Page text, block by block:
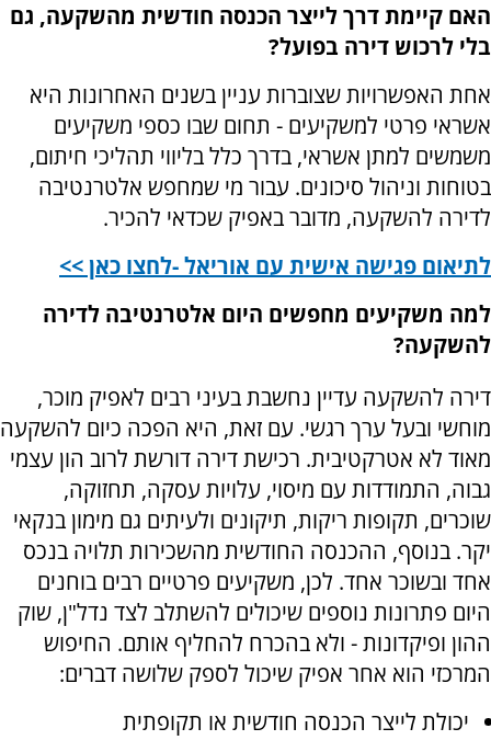
האם קיימת דרך לייצר הכנסה חודשית מהשקעה, גם
בלי לרכוש דירה בפועל?
אחת האפשרויות שצוברות עניין בשנים האחרונות היא
אשראי פרטי למשקיעים - תחום שבו כספי משקיעים
משמשים למתן אשראי, בדרך כלל בליווי תהליכי חיתום,
בטוחות וניהול סיכונים. עבור מי שמחפש אלטרנטיבה
לדירה להשקעה, מדובר באפיק שכדאי להכיר.
לתיאום פגישה אישית עם אוריאל -לחצו כאן >>
למה משקיעים מחפשים היום אלטרנטיבה לדירה
להשקעה?
דירה להשקעה עדיין נחשבת בעיני רבים לאפיק מוכר,
מוחשי ובעל ערך רגשי. עם זאת, היא הפכה כיום להשקעה
מאוד לא אטרקטיבית. רכישת דירה דורשת לרוב הון עצמי
גבוה, התמודדות עם מיסוי, עלויות עסקה, תחזוקה,
שוכרים, תקופות ריקות, תיקונים ולעיתים גם מימון בנקאי
יקר. בנוסף, ההכנסה החודשית מהשכירות תלויה בנכס
אחד ובשוכר אחד. לכן, משקיעים פרטיים רבים בוחנים
היום פתרונות נוספים שיכולים להשתלב לצד נדל"ן, שוק
ההון ופיקדונות - ולא בהכרח להחליף אותם. החיפוש
המרכזי הוא אחר אפיק שיכול לספק שלושה דברים:
יכולת לייצר הכנסה חודשית או תקופתית